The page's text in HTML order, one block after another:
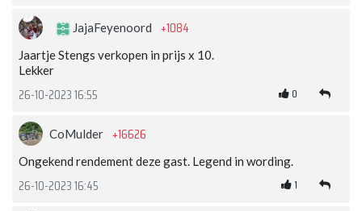
JajaFeyenoord +1084
Jaartje Stengs verkopen in prijs x 10.
Lekker
26-10-2023 16:55 0
CoMulder +16626
Ongekend rendement deze gast. Legend in wording.
26-10-2023 16:45 1